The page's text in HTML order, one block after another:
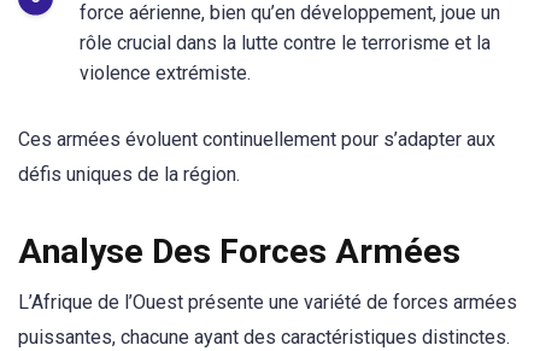
force aérienne, bien qu’en développement, joue un
rôle crucial dans la lutte contre le terrorisme et la
violence extrémiste.
Ces armées évoluent continuellement pour s’adapter aux
défis uniques de la région.
Analyse Des Forces Armées
L’Afrique de l’Ouest présente une variété de forces armées
puissantes, chacune ayant des caractéristiques distinctes.